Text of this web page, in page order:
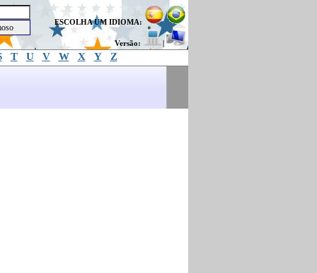
ESCOLHA UM IDIOMA:
Versão: |
T U V W X Y Z